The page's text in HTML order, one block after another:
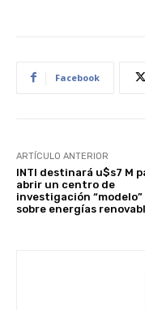
Facebook
ARTÍCULO ANTERIOR
INTI destinará u$s7 M
abrir un centro de
investigación “modelo”
sobre energías